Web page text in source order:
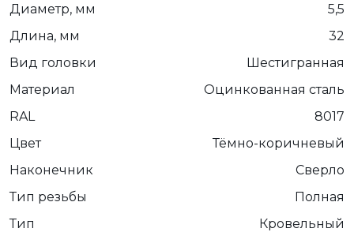
Диаметр, мм
5,5
Длина, мм
32
Вид головки
Шестигранная
Материал
Оцинкованная сталь
RAL
8017
Цвет
Тёмно-коричневый
Наконечник
Сверло
Тип резьбы
Полная
Тип
Кровельный